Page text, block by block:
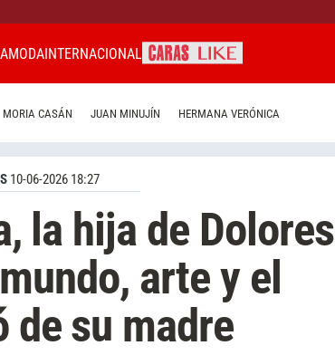
MODAINTERNACIONAL
MORIA CASÁN JUAN MINUJÍN HERMANA VERÓNICA
10-06-2026 18:27
la hija de Dolores
arte y el
de su madre